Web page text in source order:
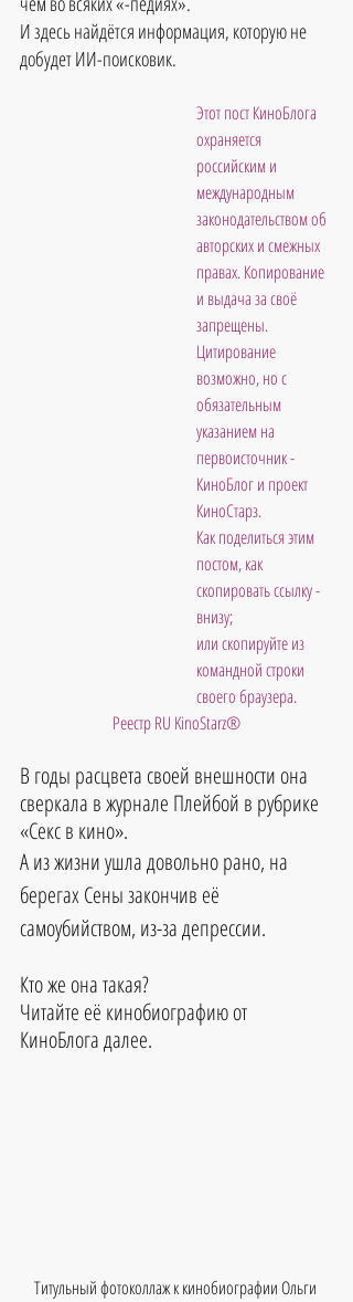
И здесь найдётся информация, которую не
добудет ИИ-поисковик.
Этот пост КиноБлога
охраняется
российским и
международным
законодательством об
авторских и смежных
правах. Копирование
и выдача за своё
запрещены.
Цитирование
возможно, но с
обязательным
указанием на
первоисточник -
КиноБлог и проект
КиноСтарз.
Как поделиться этим
постом, как
скопировать ссылку -
внизу;
или скопируйте из
командной строки
своего браузера.
Реестр RU KinoStarz®
В годы расцвета своей внешности она
сверкала в журнале Плейбой в рубрике
«Секс в кино».
А из жизни ушла довольно рано, на
берегах Сены закончив её
самоубийством, из-за депрессии.
Кто же она такая?
Читайте её кинобиографию от
КиноБлога далее.
Титульный фотоколлаж к кинобиографии Ольги